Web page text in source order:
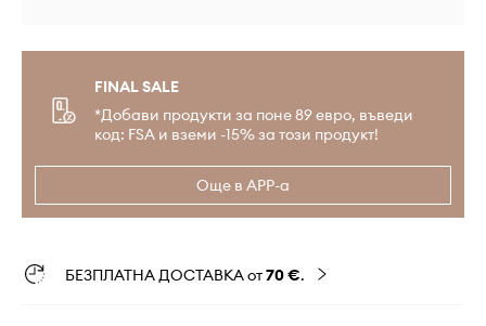
FINAL SALE
*Добави продукти за поне 89 евро, въведи
код: FSA и вземи -15% за този продукт!
Още в APP-а
БЕЗПЛАТНА ДОСТАВКА от70 €.